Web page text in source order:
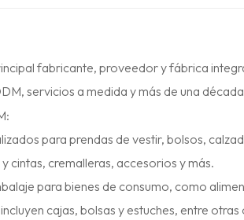
fabricante, proveedor y fábrica
servicios a medida y más de una
para prendas de vestir, bolsos,
cintas, cremalleras, accesorios y más.
para bienes de consumo, como
cajas, bolsas y estuches, entre otras